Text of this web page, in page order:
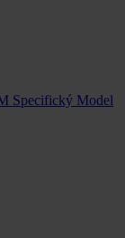
Specifický Model